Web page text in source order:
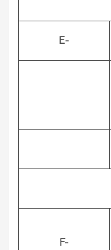
E-
F-